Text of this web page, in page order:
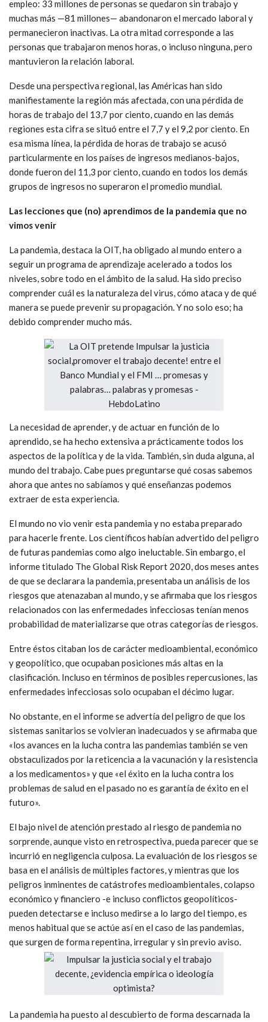
empleo: 33 millones de personas se quedaron sin trabajo y
muchas más —81 millones— abandonaron el mercado laboral y
permanecieron inactivas. La otra mitad corresponde a las
personas que trabajaron menos horas, o incluso ninguna, pero
mantuvieron la relación laboral.
Desde una perspectiva regional, las Américas han sido
manifiestamente la región más afectada, con una pérdida de
horas de trabajo del 13,7 por ciento, cuando en las demás
regiones esta cifra se situó entre el 7,7 y el 9,2 por ciento. En
esa misma línea, la pérdida de horas de trabajo se acusó
particularmente en los países de ingresos medianos-bajos,
donde fueron del 11,3 por ciento, cuando en todos los demás
grupos de ingresos no superaron el promedio mundial.
Las lecciones que (no) aprendimos de la pandemia que no
vimos venir
La pandemia, destaca la OIT, ha obligado al mundo entero a
seguir un programa de aprendizaje acelerado a todos los
niveles, sobre todo en el ámbito de la salud. Ha sido preciso
comprender cuál es la naturaleza del virus, cómo ataca y de qué
manera se puede prevenir su propagación. Y no solo eso; ha
debido comprender mucho más.
La necesidad de aprender, y de actuar en función de lo
aprendido, se ha hecho extensiva a prácticamente todos los
aspectos de la política y de la vida. También, sin duda alguna, al
mundo del trabajo. Cabe pues preguntarse qué cosas sabemos
ahora que antes no sabíamos y qué enseñanzas podemos
extraer de esta experiencia.
El mundo no vio venir esta pandemia y no estaba preparado
para hacerle frente. Los científicos habían advertido del peligro
de futuras pandemias como algo ineluctable. Sin embargo, el
informe titulado The Global Risk Report 2020, dos meses antes
de que se declarara la pandemia, presentaba un análisis de los
riesgos que atenazaban al mundo, y se afirmaba que los riesgos
relacionados con las enfermedades infecciosas tenían menos
probabilidad de materializarse que otras categorías de riesgos.
Entre éstos citaban los de carácter medioambiental, económico
y geopolítico, que ocupaban posiciones más altas en la
clasificación. Incluso en términos de posibles repercusiones, las
enfermedades infecciosas solo ocupaban el décimo lugar.
No obstante, en el informe se advertía del peligro de que los
sistemas sanitarios se volvieran inadecuados y se afirmaba que
«los avances en la lucha contra las pandemias también se ven
obstaculizados por la reticencia a la vacunación y la resistencia
a los medicamentos» y que «el éxito en la lucha contra los
problemas de salud en el pasado no es garantía de éxito en el
futuro».
El bajo nivel de atención prestado al riesgo de pandemia no
sorprende, aunque visto en retrospectiva, pueda parecer que se
incurrió en negligencia culposa. La evaluación de los riesgos se
basa en el análisis de múltiples factores, y mientras que los
peligros inminentes de catástrofes medioambientales, colapso
económico y financiero -e incluso conflictos geopolíticos-
pueden detectarse e incluso medirse a lo largo del tiempo, es
menos habitual que se actúe así en el caso de las pandemias,
que surgen de forma repentina, irregular y sin previo aviso.
La pandemia ha puesto al descubierto de forma descarnada la